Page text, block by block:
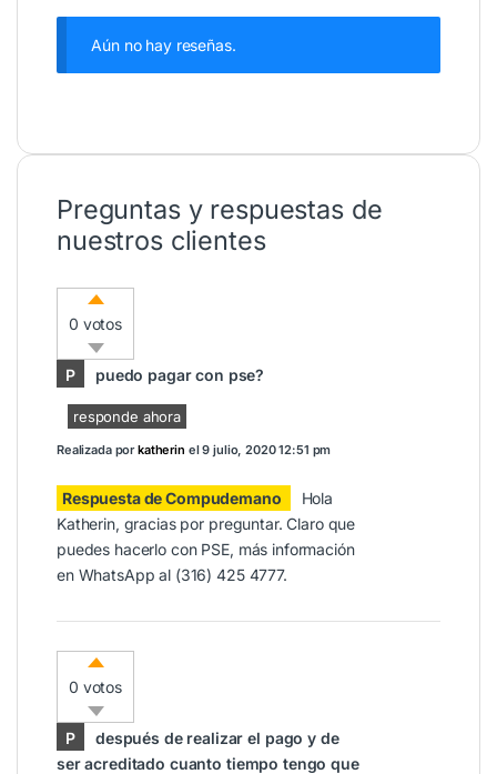
Aún no hay reseñas.
Preguntas y respuestas de
nuestros clientes
0 votos
P puedo pagar con pse?
responde ahora
Realizada porkatherin el9 julio, 2020 12:51 pm
Respuesta de Compudemano
Hola
Katherin, gracias por preguntar. Claro que
puedes hacerlo con PSE, más información
en WhatsApp al (316) 425 4777.
0 votos
P
después de realizar el pago y de
ser acreditado cuanto tiempo tengo que